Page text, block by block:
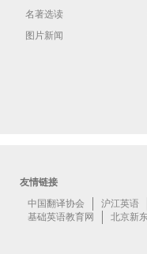
名著选读
图片新闻